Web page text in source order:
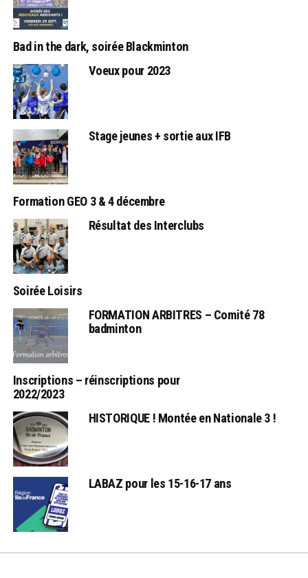
Bad in the dark, soirée Blackminton
Voeux pour 2023
Stage jeunes + sortie aux IFB
Formation GEO 3 & 4 décembre
Résultat des Interclubs
Soirée Loisirs
FORMATION ARBITRES – Comité 78
badminton
Inscriptions – réinscriptions pour
2022/2023
HISTORIQUE ! Montée en Nationale 3 !
LABAZ pour les 15-16-17 ans